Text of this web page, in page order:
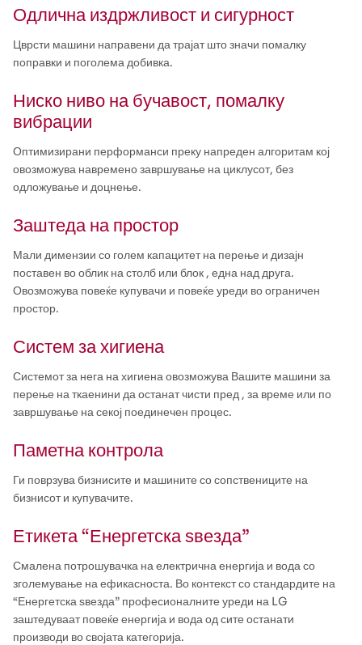
Одлична издржливост и сигурност
Цврсти машини направени да трајат што значи помалку
поправки и поголема добивка.
Ниско ниво на бучавост, помалку
вибрации
Оптимизирани перформанси преку напреден алгоритам кој
овозможува навремено завршување на циклусот, без
одложување и доцнење.
Заштеда на простор
Мали димензии со голем капацитет на перење и дизајн
поставен во облик на столб или блок , една над друга.
Овозможува повеќе купувачи и повеќе уреди во ограничен
простор.
Систем за хигиена
Системот за нега на хигиена овозможува Вашите машини за
перење на ткаенини да останат чисти пред , за време или по
завршување на секој поединечен процес.
Паметна контрола
Ги поврзува бизнисите и машините со сопствениците на
бизнисот и купувачите.
Етикета “Енергетска ѕвезда”
Смалена потрошувачка на електрична енергија и вода со
зголемување на ефикасноста. Во контекст со стандардите на
“Енергетска ѕвезда” професионалните уреди на LG
заштедуваат повеќе енергија и вода од сите останати
производи во својата категорија.